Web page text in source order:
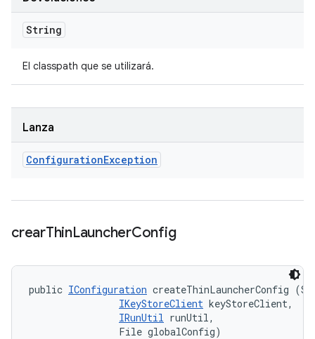
String
El classpath que se utilizará.
Lanza
ConfigurationException
crearThinLauncherConfig
public IConfiguration createThinLauncherConfig
IKeyStoreClient keyStoreClient,
IRunUtil runUtil,
                File globalConfig)